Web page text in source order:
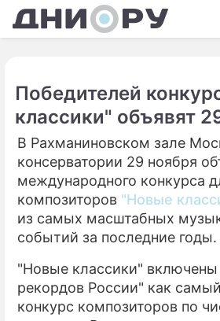
Победителей
классики" объявят
В Рахманиновском зале
консерватории 29 ноября
международного конкурса
композиторов "Новые
из самых масштабных
событий за последние годы.
"Новые классики" включены
рекордов России" как
конкурс композиторов по